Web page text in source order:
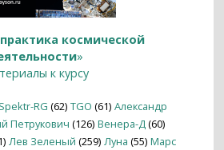
космической
»
к курсу
Spektr-RG (62) TGO (61) Александр
Петрукович (126) Венера-Д(60)
Лев Зеленый (259) Луна (55) Марс